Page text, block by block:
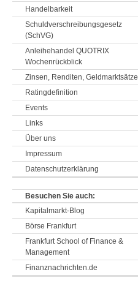
Handelbarkeit
Schuldverschreibungsgesetz
(SchVG)
Anleihehandel QUOTRIX
Wochenrückblick
Zinsen, Renditen, Geldmarktsätze
Ratingdefinition
Events
Links
Über uns
Impressum
Datenschutzerklärung
Besuchen Sie auch:
Kapitalmarkt-Blog
Börse Frankfurt
Frankfurt School of Finance &
Management
Finanznachrichten.de